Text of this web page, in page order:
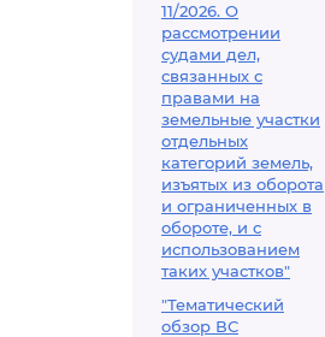
11/2026. О
рассмотрении
судами дел,
связанных с
правами на
земельные участки
отдельных
категорий земель,
изъятых из оборота
и ограниченных в
обороте, и с
использованием
таких участков"
"Тематический
обзор ВС